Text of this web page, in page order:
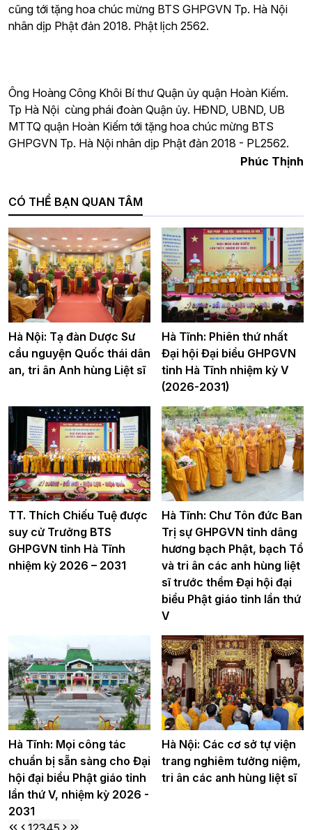
cũng tới tặng hoa chúc mừng BTS GHPGVN Tp. Hà Nội
nhân dịp Phật đản 2018. Phật lịch 2562.
Ông Hoàng Công Khôi Bí thư Quận ủy quận Hoàn Kiếm.
Tp Hà Nội cùng phái đoàn Quận ủy. HĐND, UBND, UB
MTTQ quận Hoàn Kiếm tới tặng hoa chúc mừng BTS
GHPGVN Tp. Hà Nội nhân dịp Phật đản 2018 - PL2562.
Phúc Thịnh
CÓ THỂ BẠN QUAN TÂM
Hà Nội: Tạ đàn Dược Sư
cầu nguyện Quốc thái dân
an, tri ân Anh hùng Liệt sĩ
Hà Tĩnh: Phiên thứ nhất
Đại hội Đại biểu GHPGVN
tỉnh Hà Tĩnh nhiệm kỳ V
(2026-2031)
TT. Thích Chiếu Tuệ được
suy cử Trưởng BTS
GHPGVN tỉnh Hà Tĩnh
nhiệm kỳ 2026 – 2031
Hà Tĩnh: Chư Tôn đức Ban
Trị sự GHPGVN tỉnh dâng
hương bạch Phật, bạch Tổ
và tri ân các anh hùng liệt
sĩ trước thềm Đại hội đại
biểu Phật giáo tỉnh lần thứ
V
Hà Tĩnh: Mọi công tác
chuẩn bị sẵn sàng cho Đại
hội đại biểu Phật giáo tỉnh
lần thứ V, nhiệm kỳ 2026 -
2031
Hà Nội: Các cơ sở tự viện
trang nghiêm tưởng niệm,
tri ân các anh hùng liệt sĩ